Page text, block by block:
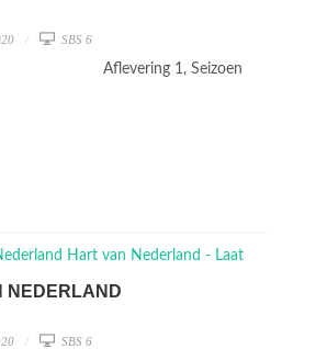
SBS 6
Aflevering 1, Seizoen
NEDERLAND
SBS 6